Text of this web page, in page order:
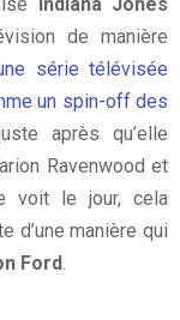
Indiana Jones
de manière
série télévisée
un spin-off des
après qu’elle
Ravenwood et
voit le jour, cela
d’une manière qui
Ford.